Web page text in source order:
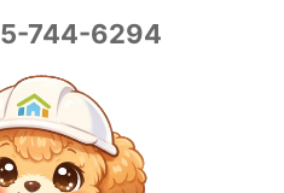
744-6294